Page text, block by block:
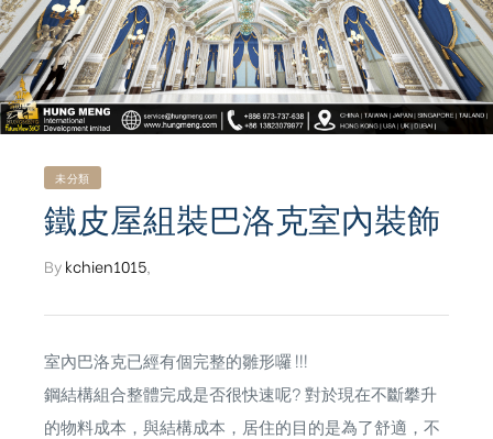
未分類
鐵皮屋組裝巴洛克室內裝飾
Bykchien1015
室內巴洛克已經有個完整的雛形囉 !!!
鋼結構組合整體完成是否很快速呢? 對於現在不斷攀升
的物料成本，與結構成本，居住的目的是為了舒適，不